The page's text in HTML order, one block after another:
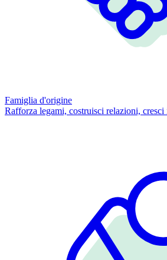
Famiglia d'origine
Rafforza legami, costruisci relazioni, cresci